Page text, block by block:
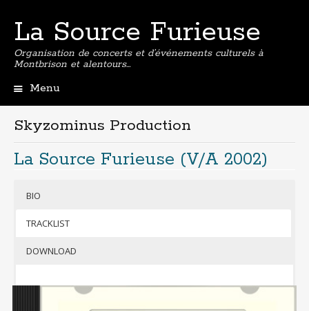
La Source Furieuse
Organisation de concerts et d’événements culturels à
Montbrison et alentours…
Menu
contenu
principal
Skyzominus Production
La Source Furieuse (V/A 2002)
BIO
TRACKLIST
DOWNLOAD
Qui a